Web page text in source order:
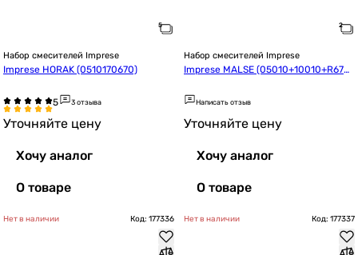
Набор смесителей Imprese
Imprese HORAK (0510170670)
3 отзыва
Уточняйте цену
Хочу аналог
О товаре
Набор смесителей Imprese
Imprese MALSE (05010+10010+R670
Написать отзыв
Уточняйте цену
Хочу аналог
О товаре
Нет в наличии Код: 177336 Нет в наличии Код: 177337